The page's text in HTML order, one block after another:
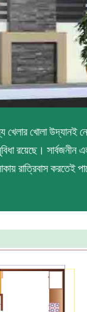
খোলা উদ্যানই
সার্বজনীন
রাত্রিবাস করতেই